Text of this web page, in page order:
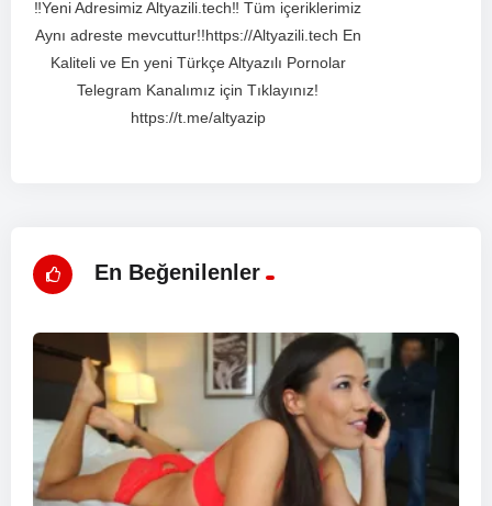
‼️Yeni Adresimiz Altyazili.tech‼️ Tüm içeriklerimiz
Aynı adreste mevcuttur!!https://Altyazili.tech En
Kaliteli ve En yeni Türkçe Altyazılı Pornolar
Telegram Kanalımız için Tıklayınız!
https://t.me/altyazip
En Beğenilenler